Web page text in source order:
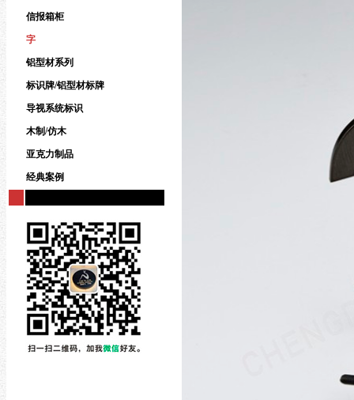
信报箱柜
字
铝型材系列
标识牌/铝型材标牌
导视系统标识
木制/仿木
亚克力制品
经典案例